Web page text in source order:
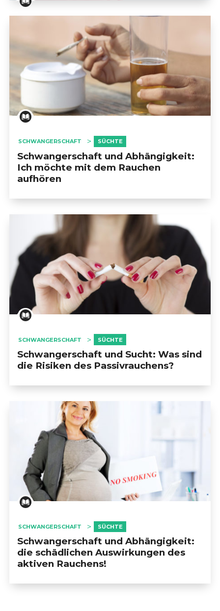
SCHWANGERSCHAFTSKOMPLIKATIONEN
                            ZWILLINGSSCHWANGERSCHAFT
                            ERNÄHRUNG UND
SCHWANGERSCHAFT
                            AUFENTHALT AUF DER
ENTBINDUNGSSTATION
                            NEUGEBORENENSTATION
                            DIE RÜCKKEHR NACH HAUSE
                            ELTERN WERDEN
                            DAS LEBEN MIT BABY
                            DIE UMGEBUNG DES BABY
                            DIE WIEDERAUFNAHME EINER ARBEIT
                            IMPFUNG
                            COVID-19
E-Zigarette und Schwangerschaft: Vorsicht ist
SCHWANGERSCHAFT SÜCHTE
Schwangerschaft und Abhängigkeit:
Ich möchte mit dem Rauchen
aufhören
SCHWANGERSCHAFT SÜCHTE
Schwangerschaft und Sucht: Was sind
die Risiken des Passivrauchens?
SCHWANGERSCHAFT SÜCHTE
Schwangerschaft und Abhängigkeit:
die schädlichen Auswirkungen des
aktiven Rauchens!